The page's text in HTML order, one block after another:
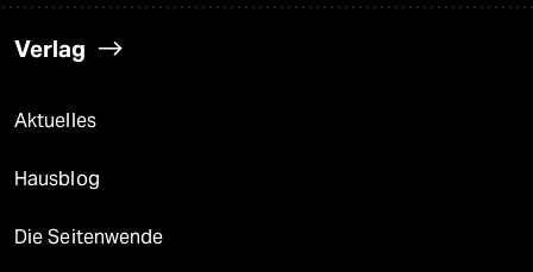
Verlag
Aktuelles
Hausblog
Die Seitenwende